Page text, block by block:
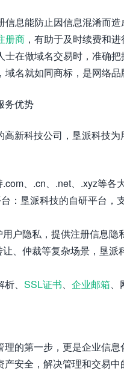
息能防止因信息混淆而造
册商 ，有助于及时续费和
在做域名交易时，准确
名就如同商标，是网络品
务优势
新科技公司，垦派科技
、.cn、.net、.xyz等各
：垦派科技的自研平台
户隐私，提供注册信息隐
、仲裁等复杂场景，垦
、 SSL证书、 企业邮箱、
的第一步，更是企业信
安全，解决管理和交易